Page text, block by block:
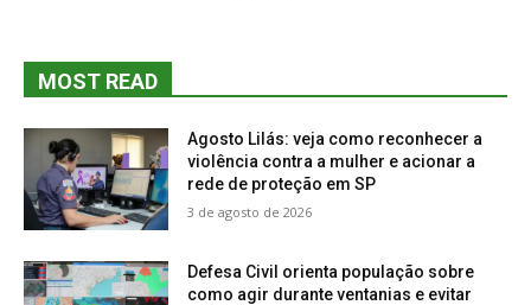
MOST READ
Agosto Lilás: veja como reconhecer a
violência contra a mulher e acionar a
rede de proteção em SP
3 de agosto de 2026
Defesa Civil orienta população sobre
como agir durante ventanias e evitar